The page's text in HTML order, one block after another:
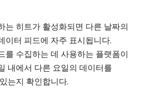
는 히트가 활성화되면 다른 날짜의
이터 피드에 자주 표시됩니다.
를 수집하는 데 사용하는 플랫폼이
내에서 다른 요일의 데이터를
는지 확인합니다.